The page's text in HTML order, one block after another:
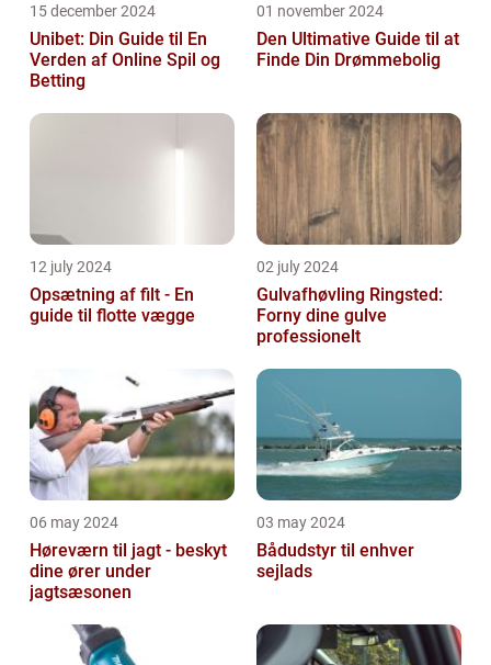
15 december 2024
Unibet: Din Guide til En
Verden af Online Spil og
Betting
01 november 2024
Den Ultimative Guide til at
Finde Din Drømmebolig
12 july 2024
Opsætning af filt - En
guide til flotte vægge
02 july 2024
Gulvafhøvling Ringsted:
Forny dine gulve
professionelt
06 may 2024
Høreværn til jagt - beskyt
dine ører under
jagtsæsonen
03 may 2024
Bådudstyr til enhver
sejlads